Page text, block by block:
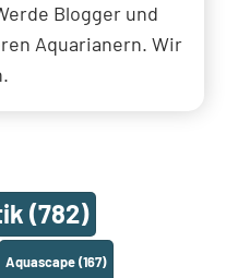
Blogger und
Aquarianern. Wir
(782)
Aquascape(167)